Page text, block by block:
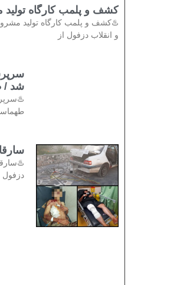
کشف و پلمب کارگاه
♨️کشف و پلمب کارگاه تولید
و انقلاب دزفول از
شد /
دزفول از